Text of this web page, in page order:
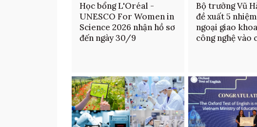
Học bổng L'Oréal -
UNESCO For Women in
Science 2026 nhận hồ sơ
đến ngày 30/9
Bộ trưởng Vũ
đề xuất 5
ngoại giao
công nghệ vào